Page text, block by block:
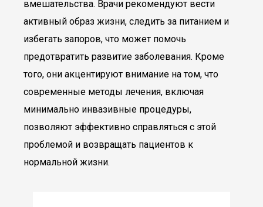
вмешательства. Врачи рекомендуют вести
активный образ жизни, следить за питанием и
избегать запоров, что может помочь
предотвратить развитие заболевания. Кроме
того, они акцентируют внимание на том, что
современные методы лечения, включая
минимально инвазивные процедуры,
позволяют эффективно справляться с этой
проблемой и возвращать пациентов к
нормальной жизни.